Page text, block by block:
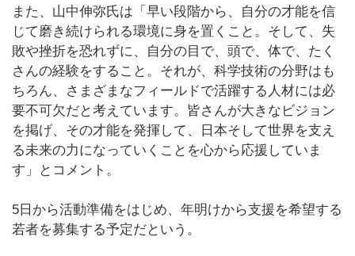
また、山中伸弥氏は「早い段階から、自分の才能を信
じて磨き続けられる環境に身を置くこと。そして、失
敗や挫折を恐れずに、自分の目で、頭で、体で、たく
さんの経験をすること。それが、科学技術の分野はも
ちろん、さまざまなフィールドで活躍する人材には必
要不可欠だと考えています。皆さんが大きなビジョン
を掲げ、その才能を発揮して、日本そして世界を支え
る未来の力になっていくことを心から応援していま
す」とコメント。
5日から活動準備をはじめ、年明けから支援を希望する
若者を募集する予定だという。